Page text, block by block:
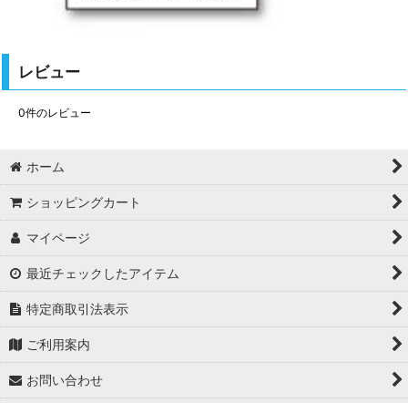
レビュー
0件のレビュー
ホーム
ショッピングカート
マイページ
最近チェックしたアイテム
特定商取引法表示
ご利用案内
お問い合わせ